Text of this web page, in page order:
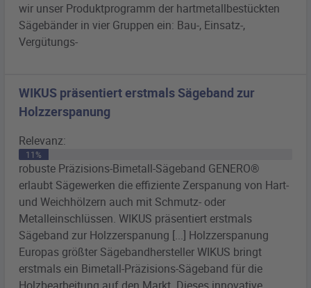
wir unser Produktprogramm der hartmetallbestückten
Sägebänder in vier Gruppen ein: Bau-, Einsatz-,
Vergütungs-
WIKUS präsentiert erstmals Sägeband zur
Holzzerspanung
Relevanz:
11%
robuste Präzisions-Bimetall-Sägeband GENERO®
erlaubt Sägewerken die effiziente Zerspanung von Hart-
und Weichhölzern auch mit Schmutz- oder
Metalleinschlüssen. WIKUS präsentiert erstmals
Sägeband zur Holzzerspanung [...] Holzzerspanung
Europas größter Sägebandhersteller WIKUS bringt
erstmals ein Bimetall-Präzisions-Sägeband für die